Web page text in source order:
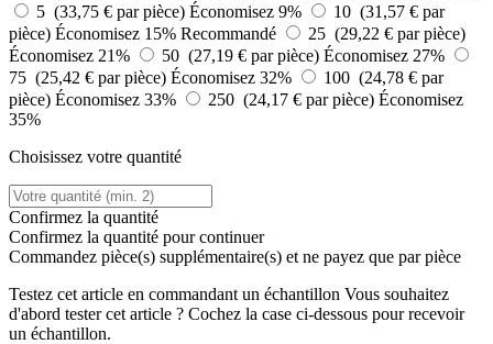
5 (33,75 € par pièce) Économisez 9%
10 (31,57 € par
pièce) Économisez 15% Recommandé
25 (29,22 € par pièce)
Économisez 21%
50 (27,19 € par pièce) Économisez 27%
75 (25,42 € par pièce) Économisez 32%
100 (24,78 € par
pièce) Économisez 33% 250 (24,17 € par pièce) Économisez
35%
Choisissez votre quantité
Confirmez la quantité
Confirmez la quantité pour continuer
Commandez pièce(s) supplémentaire(s) et ne payez que par pièce
Testez cet article en commandant un échantillon Vous souhaitez
d'abord tester cet article ? Cochez la case ci-dessous pour recevoir
un échantillon.